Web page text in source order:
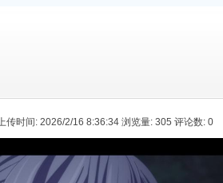
传时间: 2026/2/16 8:36:34 浏览量: 305 评论数: 0